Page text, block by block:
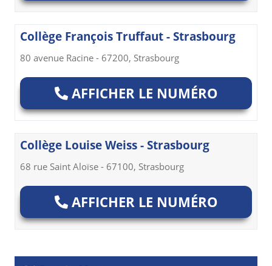
Collège François Truffaut - Strasbourg
80 avenue Racine - 67200, Strasbourg
AFFICHER LE NUMÉRO
Collège Louise Weiss - Strasbourg
68 rue Saint Aloïse - 67100, Strasbourg
AFFICHER LE NUMÉRO